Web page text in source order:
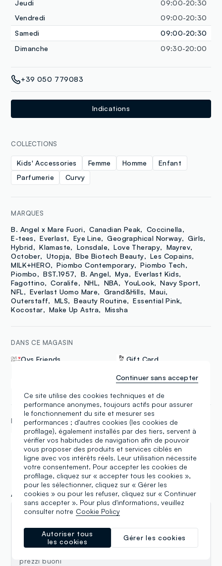
Jeudi
09:00-20:30
Vendredi
09:00-20:30
Samedi
09:00-20:30
Dimanche
09:30-20:00
+39 050 779083
Indications
COLLECTIONS
Kids' Accessories Femme Homme
Enfant
Parfumerie
Curvy
MARQUES
B. Angel x Mare Fuori Canadian Peak
Coccinella
E-tees
Everlast Eye Line Geographical Norway
Girls
Hybrid
Klamaste Lonsdale Love Therapy
Mayrev
October
Utopja Bbe Biotech Beauty
Les Copains
MILK+HERO
Piombo Contemporary
Piombo Tech
Piombo
BST.1957 B. Angel Mya
Everlast Kids
Fagottino
Coralife NHL NBA YouLook
Navy Sport
NFL
Everlast Uomo Mare Grand&Hills
Maui
Outerstaff
MLS Beauty Routine
Essential Pink
Kocostar
Make Up Astra Missha
DANS CE MAGASIN
Ovs Friends Gift Card
Click & collect
MÉTHODES DE PAYEMENT
Samsung Pay Apple Pay
Avis
15.07.2025
prezzi buoni
Ce site utilise des cookies techniques et de
performance anonymes, toujours actifs pour assurer
le fonctionnement du site et mesurer ses
performances ; d'autres cookies (les cookies de
profilage), également installés par des tiers, servent à
vérifier vos habitudes de navigation afin de pouvoir
vous proposer des produits et services ciblés en
ligne avec vos intérêts réels. Leur utilisation nécessite
votre consentement. Pour accepter les cookies de
profilage, cliquez sur « accepter tous les cookies »,
pour les sélectionner, cliquez sur « Gérer les
cookies » ou pour les refuser, cliquez sur « Continuer
sans accepter ». Pour plus d'informations, veuillez
consulter notre Cookie Policy
Gérer les cookies
Autoriser tous
les cookies
Continuer sans accepter